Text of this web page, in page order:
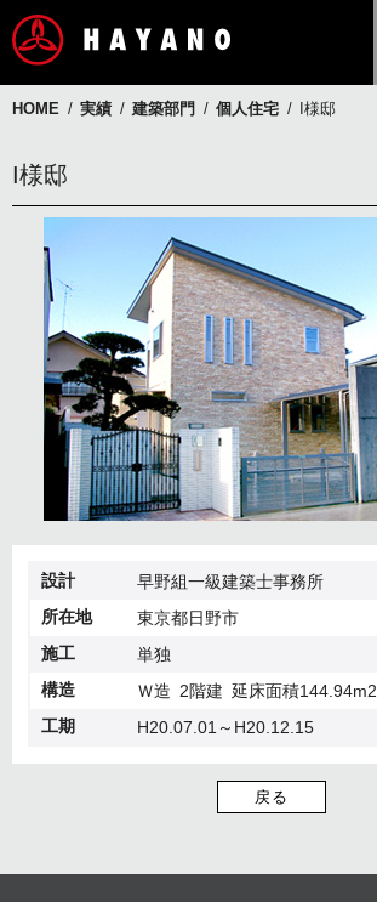
HOME 実績 建築部門 個人住宅 I様邸
I様邸
設計
早野組一級建築士事務所
所在地
東京都日野市
施工
単独
構造
Ｗ造 2階建 延床面積144.94m2
工期
H20.07.01～H20.12.15
戻る